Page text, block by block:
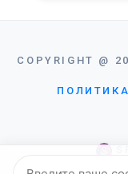
COPYRIGHT @